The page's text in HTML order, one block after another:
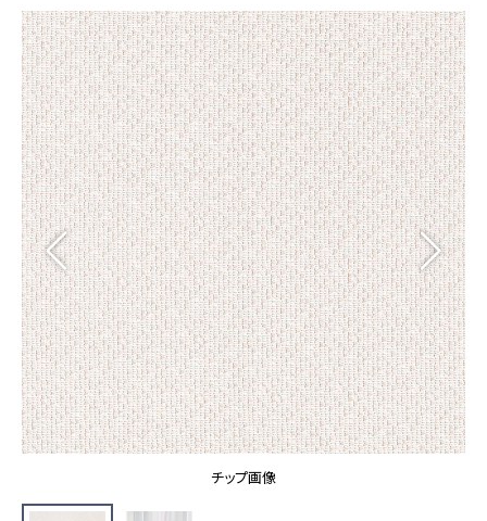
商品を探す
商品を探す トップ
壁紙
カーテン
床材
ブランド・コレクション
Lilycolor Coordinate 着せ替えシミュレーション
カタログ一覧
カタログ一覧 トップ
壁紙
カーテン
床材
サステナブル商品
ノンワックス床タイル
壁紙機能性ガイド
施工事例
施工事例 トップ
医療・福祉施設
ホテル・オフィス・店舗
モデルハウス
新築戸建・マンション
#リリカラのある暮らし
リリカラノート
ショールーム
ショールーム トップ
東京ショールーム
大阪ショールーム
お客様サポート
お客様サポート トップ
画像ダウンロード
チップ画像